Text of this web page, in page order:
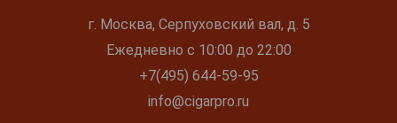
г. Москва, Серпуховский вал, д. 5
Ежедневно с 10:00 до 22:00
+7(495) 644-59-95
info@cigarpro.ru